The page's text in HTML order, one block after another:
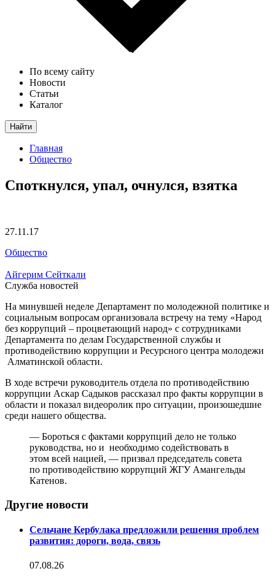
По всему сайту
Новости
Статьи
Каталог
Найти
Главная
Общество
Споткнулся, упал, очнулся, взятка
27.11.17
Общество
Айгерим Сейткали
Служба новостей
На минувшей неделе Департамент по молодежной политике и
социальным вопросам организовала встречу на тему «Народ
без коррупций – процветающий народ» с сотрудниками
Департамента по делам Государственной службы и
противодействию коррупции и Ресурсного центра молодежи
Алматинской области.
В ходе встречи руководитель отдела по противодействию
коррупции Аскар Садыков рассказал про факты коррупции в
области и показал видеоролик про ситуации, произошедшие
среди нашего общества.
— Бороться с фактами коррупций дело не только
руководства, но и необходимо содействовать в
этом всей нацией, — призвал председатель совета
по противодействию коррупций ЖГУ Амангельды
Катенов.
Другие новости
Сельчане Кербулака предложили решения проблем
развития: дороги, вода, связь
07.08.26